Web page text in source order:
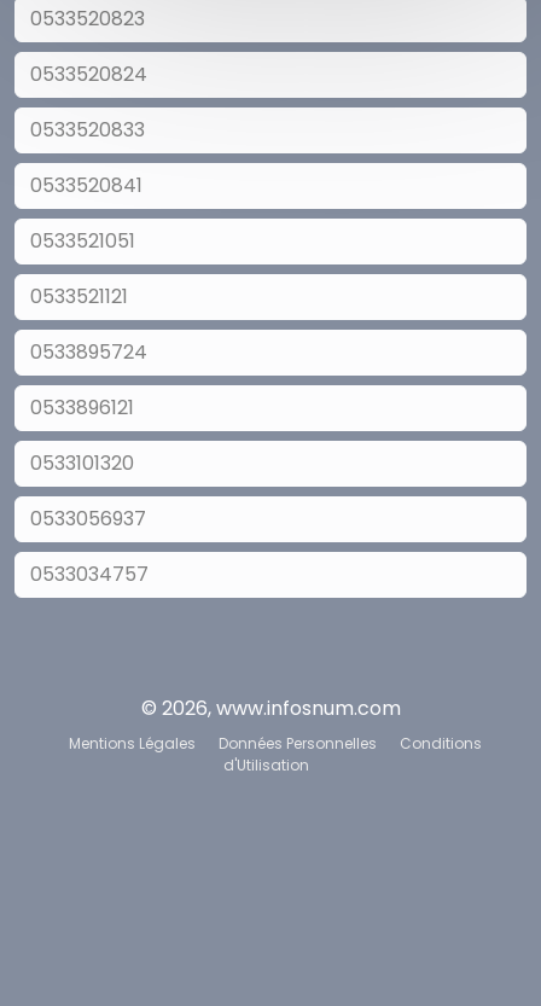
0533520823
0533520824
0533520833
0533520841
0533521051
0533521121
0533895724
0533896121
0533101320
0533056937
0533034757
© 2026, www.infosnum.com
Mentions Légales Données Personnelles
Conditions
d'Utilisation